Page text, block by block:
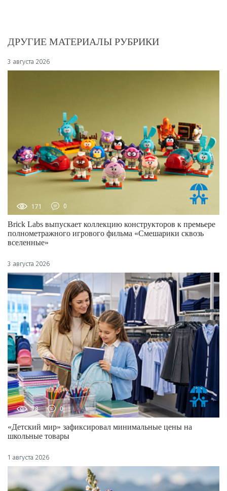
ДРУГИЕ МАТЕРИАЛЫ РУБРИКИ
3 августа 2026
171 0
Brick Labs выпускает коллекцию конструкторов к премьере
полнометражного игрового фильма «Смешарики сквозь
вселенные»
3 августа 2026
78 0
«Детский мир» зафиксировал минимальные цены на
школьные товары
1 августа 2026